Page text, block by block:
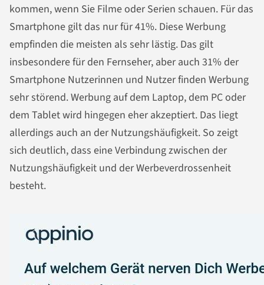
kommen, wenn Sie Filme oder Serien schauen. Für das
Smartphone gilt das nur für 41%. Diese Werbung
empfinden die meisten als sehr lästig. Das gilt
insbesondere für den Fernseher, aber auch 31% der
Smartphone Nutzerinnen und Nutzer finden Werbung
sehr störend. Werbung auf dem Laptop, dem PC oder
dem Tablet wird hingegen eher akzeptiert. Das liegt
allerdings auch an der Nutzungshäufigkeit. So zeigt
sich deutlich, dass eine Verbindung zwischen der
Nutzungshäufigkeit und der Werbeverdrossenheit
besteht.